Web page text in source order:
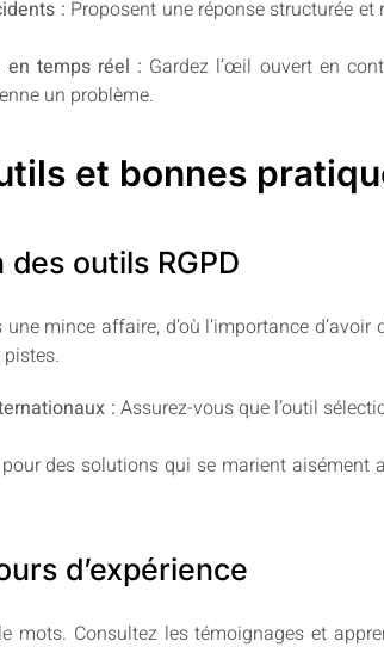
: Proposent une réponse structurée
en temps réel : Gardez l’œil ouvert en
un problème.
et bonnes
outils RGPD
mince affaire, d’où l’importance
: Assurez-vous que l’outil
des solutions qui se marient aisément
d’expérience
mots. Consultez les témoignages et